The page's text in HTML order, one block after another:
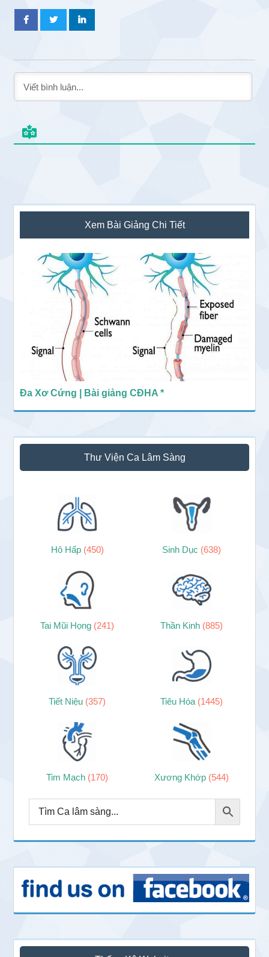
Sidebar
chính
Xem Bài Giảng Chi Tiết
Đa Xơ Cứng | Bài giảng CĐHA *
Thư Viện Ca Lâm Sàng
Hô Hấp (450) Sinh Dục (638)
Tai Mũi Họng (241) Thần Kinh (885)
Tiết Niệu (357) Tiêu Hóa (1445)
Tim Mạch (170) Xương Khớp (544)